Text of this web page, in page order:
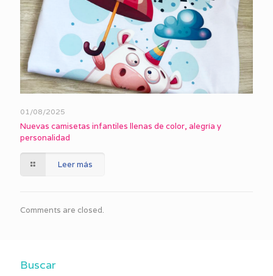
01/08/2025
Nuevas camisetas infantiles llenas de color, alegría y
personalidad
Leer más
Comments are closed.
Buscar